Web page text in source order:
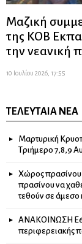
Μαζική
της ΚΟΒ
την νεανική
10 Ιουλίου 2026, 17:55
ΤΕΛΕΥΤΑΊΑ ΝΈΑ
Μαρτυρική
Τριήμερο 7,8,9
Χώρος πρασίνου
πρασίνου να
τεθούν σε άμεσο
ΑΝΑΚΟΙΝΩΣΗ
περιφερειακής